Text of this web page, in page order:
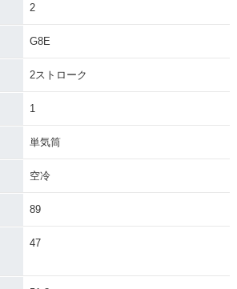
2
G8E
2ストローク
1
単気筒
空冷
89
47